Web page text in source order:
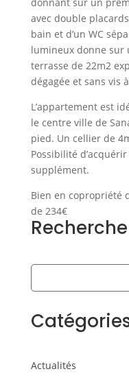
avec double
bain et d’un WC
lumineux donne sur
terrasse de 22m2
dégagée et sans vis
L’appartement est
le centre ville de
pied. Un cellier de
Possibilité
supplément.
Bien en copropriété
de 234€
Actualités